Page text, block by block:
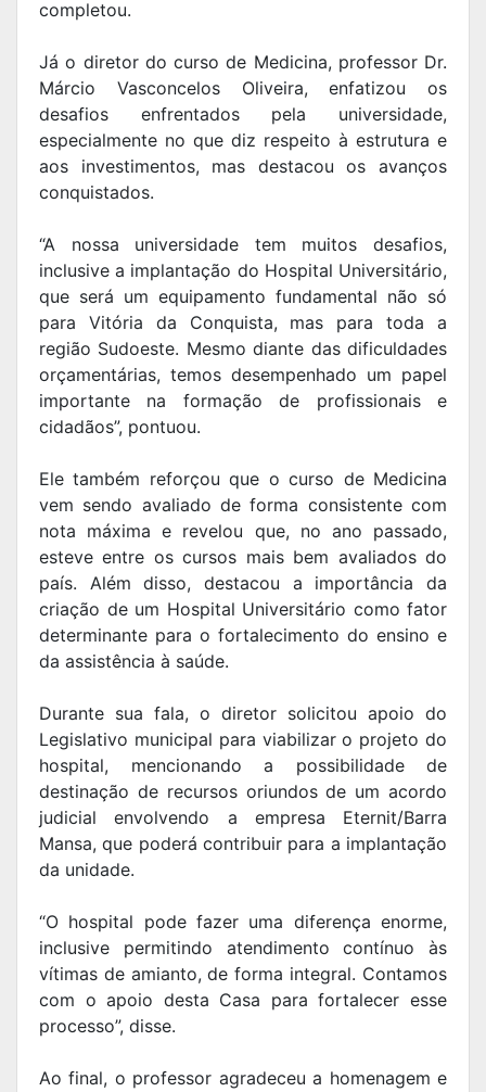
completou.
Já o diretor do curso de Medicina, professor Dr.
Márcio Vasconcelos Oliveira, enfatizou os
desafios enfrentados pela universidade,
especialmente no que diz respeito à estrutura e
aos investimentos, mas destacou os avanços
conquistados.
“A nossa universidade tem muitos desafios,
inclusive a implantação do Hospital Universitário,
que será um equipamento fundamental não só
para Vitória da Conquista, mas para toda a
região Sudoeste. Mesmo diante das dificuldades
orçamentárias, temos desempenhado um papel
importante na formação de profissionais e
cidadãos”, pontuou.
Ele também reforçou que o curso de Medicina
vem sendo avaliado de forma consistente com
nota máxima e revelou que, no ano passado,
esteve entre os cursos mais bem avaliados do
país. Além disso, destacou a importância da
criação de um Hospital Universitário como fator
determinante para o fortalecimento do ensino e
da assistência à saúde.
Durante sua fala, o diretor solicitou apoio do
Legislativo municipal para viabilizar o projeto do
hospital, mencionando a possibilidade de
destinação de recursos oriundos de um acordo
judicial envolvendo a empresa Eternit/Barra
Mansa, que poderá contribuir para a implantação
da unidade.
“O hospital pode fazer uma diferença enorme,
inclusive permitindo atendimento contínuo às
vítimas de amianto, de forma integral. Contamos
com o apoio desta Casa para fortalecer esse
processo”, disse.
Ao final, o professor agradeceu a homenagem e